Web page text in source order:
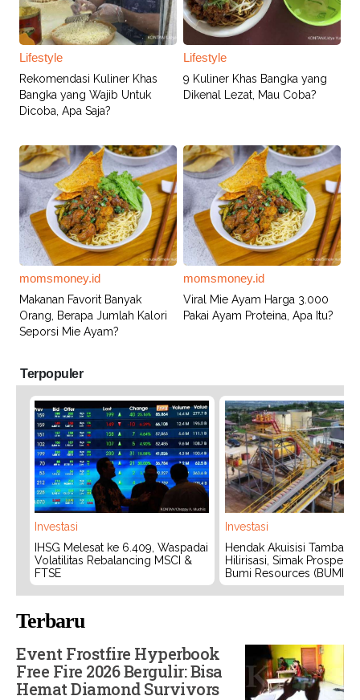
Lifestyle
Rekomendasi Kuliner Khas
Bangka yang Wajib Untuk
Dicoba, Apa Saja?
Lifestyle
9 Kuliner Khas Bangka yang
Dikenal Lezat, Mau Coba?
momsmoney.id
Makanan Favorit Banyak
Orang, Berapa Jumlah Kalori
Seporsi Mie Ayam?
momsmoney.id
Viral Mie Ayam Harga 3.000
Pakai Ayam Proteina, Apa Itu?
Terpopuler
Investasi
IHSG Melesat ke 6.409, Waspadai
Volatilitas Rebalancing MSCI &
FTSE
Investasi
Hendak Akuisisi
Hilirisasi, Simak Prospek
Bumi Resources (BUMI)
Terbaru
Event Frostfire Hyperbook
Free Fire 2026 Bergulir: Bisa
Hemat Diamond Survivors